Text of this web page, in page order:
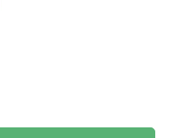
benutze die Schaltflächen um